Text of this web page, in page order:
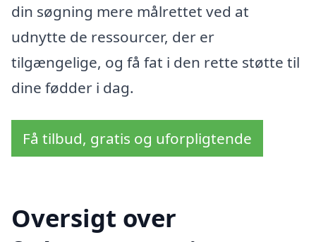
din søgning mere målrettet ved at
udnytte de ressourcer, der er
tilgængelige, og få fat i den rette støtte til
dine fødder i dag.
Få tilbud, gratis og uforpligtende
Oversigt over